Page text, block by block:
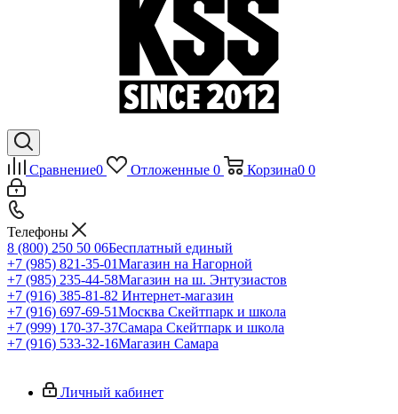
Сравнение0 Отложенные 0 Корзина0 0
Телефоны
8 (800) 250 50 06Бесплатный единый
+7 (985) 821-35-01Магазин на Нагорной
+7 (985) 235-44-58Магазин на ш. Энтузиастов
+7 (916) 385-81-82 Интернет-магазин
+7 (916) 697-69-51Москва Скейтпарк и школа
+7 (999) 170-37-37Самара Скейтпарк и школа
+7 (916) 533-32-16Магазин Самара
Личный кабинет